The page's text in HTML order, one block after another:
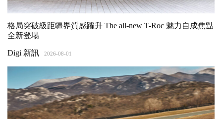
格局突破級距疆界質感躍升 The all-new T-Roc 魅力自成焦點
全新登場
Digi 新訊 2026-08-01